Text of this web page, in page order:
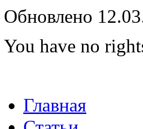
Обновлено
You have no
Главная